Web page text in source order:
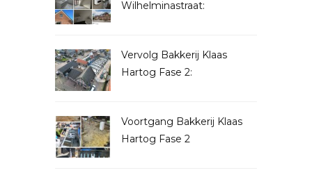
Wilhelminastraat:
Vervolg Bakkerij Klaas
Hartog Fase 2:
Voortgang Bakkerij Klaas
Hartog Fase 2